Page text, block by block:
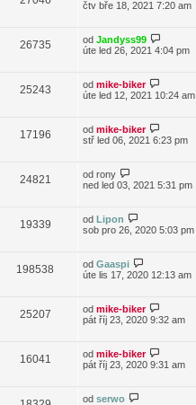
čtv bře 18, 2021 7:20 am
26735 od Jandyss99
úte led 26, 2021 4:04 pm
25243 od mike-biker
úte led 12, 2021 10:24 am
17196 od mike-biker
stř led 06, 2021 6:23 pm
24821 od rony
ned led 03, 2021 5:31 pm
19339 od Lipon
sob pro 26, 2020 5:03 pm
198538 od Gaaspi
úte lis 17, 2020 12:13 am
25207 od mike-biker
pát říj 23, 2020 9:32 am
16041 od mike-biker
pát říj 23, 2020 9:31 am
od serwo